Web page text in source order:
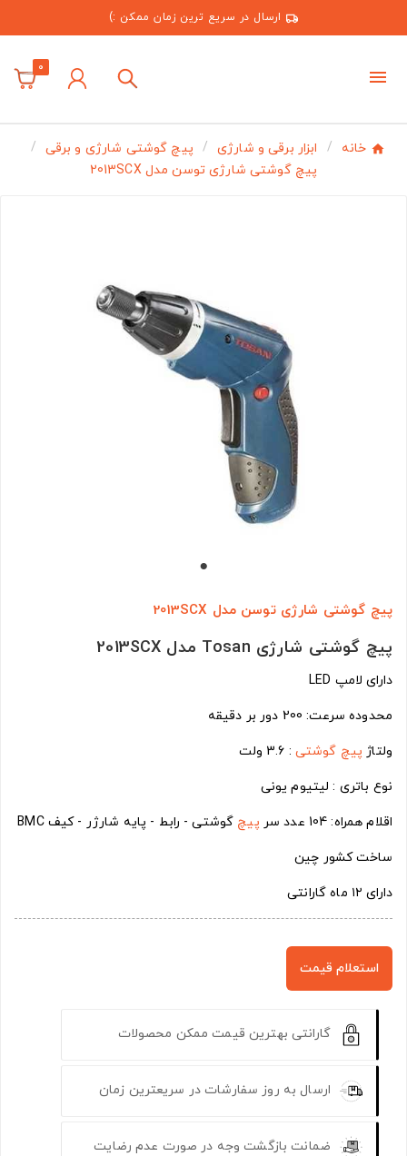
ارسال در سریع ترین زمان ممکن :)
0
خانه ابزار برقی و شارژی
پیچ گوشتی شارژی و برقی
پیچ گوشتی شارژی توسن مدل 2013SCX
پیچ گوشتی شارژی توسن مدل 2013SCX
پیچ گوشتی شارژی Tosan مدل 2013SCX
دارای لامپ LED
محدوده سرعت: 200 دور بر دقیقه
ولتاژ پیچ گوشتی : 3.6 ولت
نوع باتری : لیتیوم یونی
اقلام همراه: 104 عدد سر پیچ گوشتی - رابط - پایه شارژر - کیف BMC
ساخت کشور چین
دارای ۱۲ ماه گارانتی
استعلام قیمت
گارانتی بهترین قیمت ممکن محصولات
ارسال به روز سفارشات در سریعترین زمان
ضمانت بازگشت وجه در صورت عدم رضایت